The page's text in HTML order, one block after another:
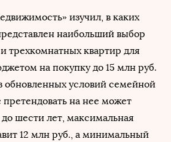
изучил, в каких
наибольший выбор
трехкомнатных квартир для
на покупку до 15 млн руб.
обновленных условий семейной
на нее может
шести лет, максимальная
12 млн руб., а минимальный